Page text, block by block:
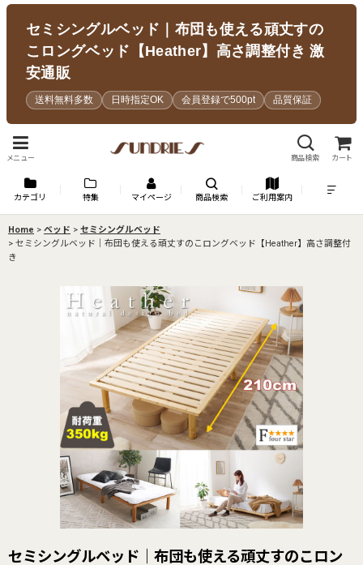
セミシングルベッド｜布団も使える頑丈すの
こロングベッド【Heather】高さ調整付き 激
安通販
送料無料多数 日時指定OK 会員登録で500pt 品質保証
メニュー 商品検索 カート
カテゴリ 特集 マイページ 商品検索 ご利用案内
Home > ベッド > セミシングルベッド
> セミシングルベッド｜布団も使える頑丈すのこロングベッド【Heather】高さ調整付
き
セミシングルベッド｜布団も使える頑丈すのこロン